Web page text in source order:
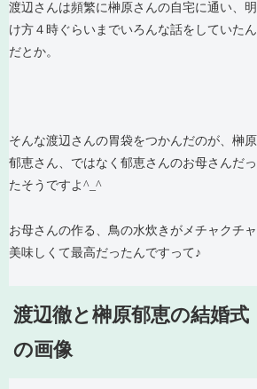
渡辺さんは頻繁に榊原さんの自宅に通い、明
け方４時ぐらいまでいろんな話をしていたん
だとか。
そんな渡辺さんの胃袋をつかんだのが、榊原
郁恵さん、ではなく郁恵さんのお母さんだっ
たそうですよ^_^
お母さんの作る、鳥の水炊きがメチャクチャ
美味しくて最高だったんですって♪
渡辺徹と榊原郁恵の結婚式
の画像